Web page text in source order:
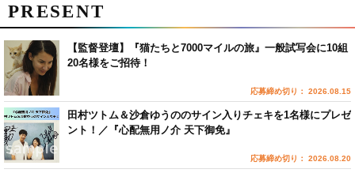
PRESENT
【監督登壇】『猫たちと7000マイルの旅』一般試写会に10組
20名様をご招待！
応募締め切り： 2026.08.15
田村ツトム＆沙倉ゆうののサイン入りチェキを1名様にプレゼ
ント！／『心配無用ノ介 天下御免』
応募締め切り： 2026.08.20